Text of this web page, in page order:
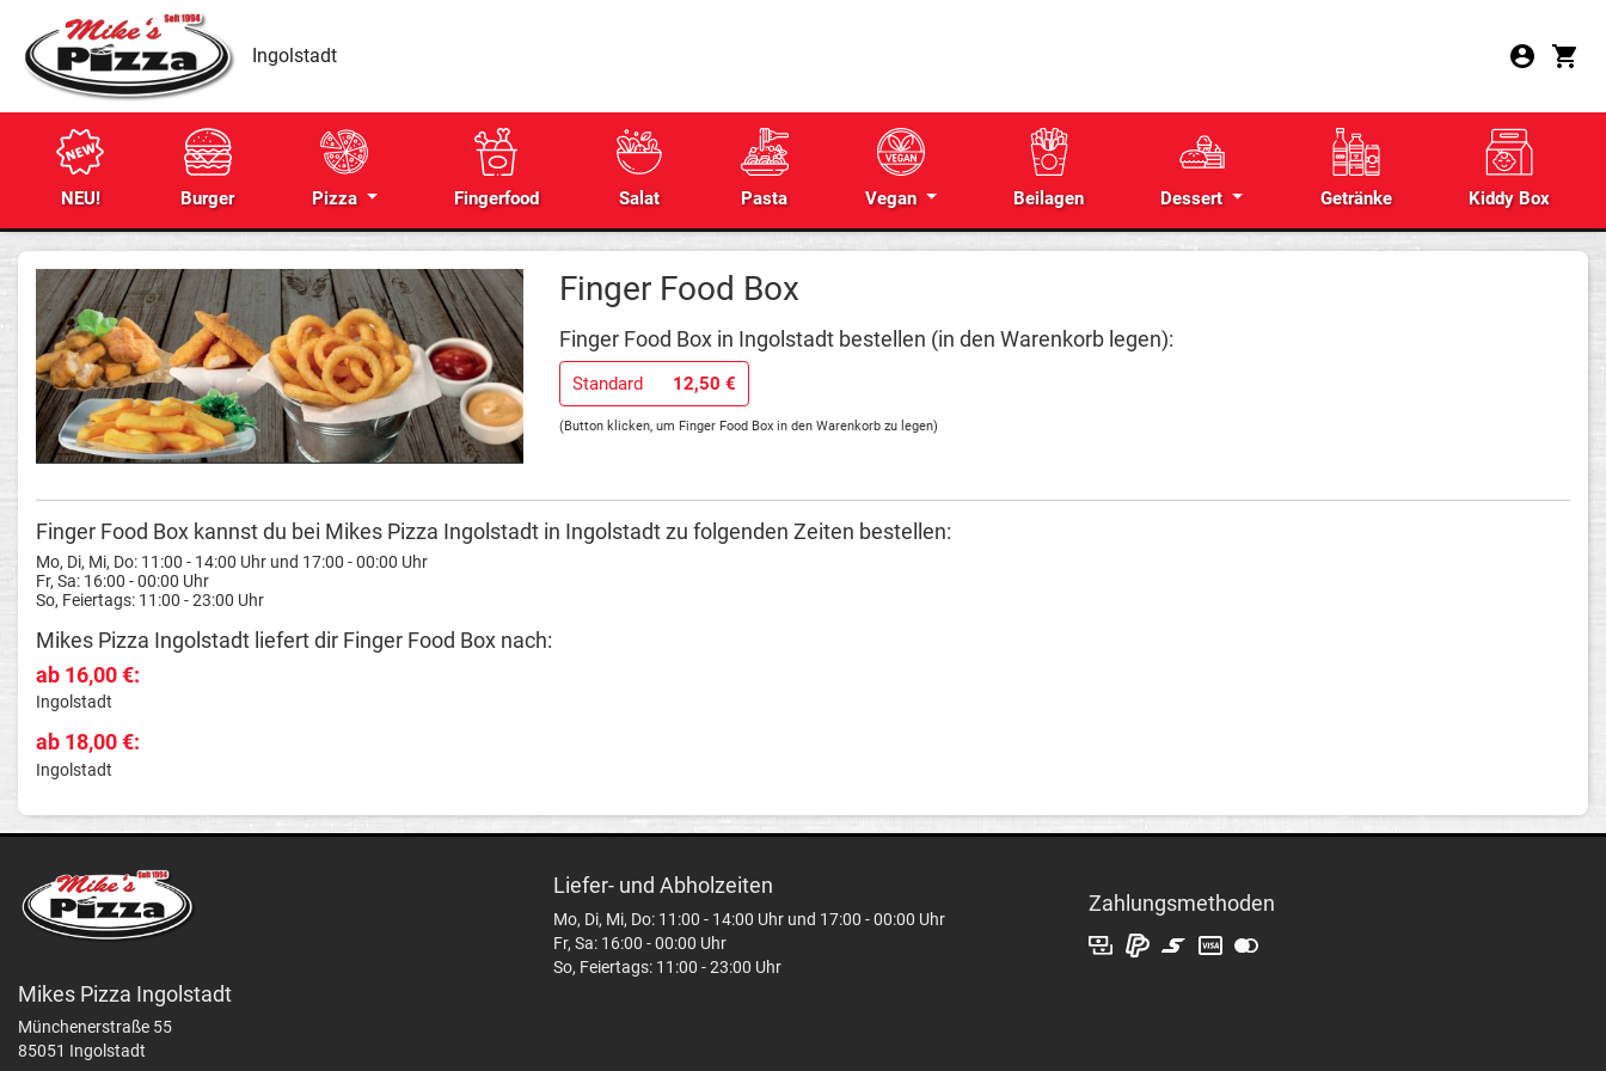
Ingolstadt
NEU! Burger Pizza Fingerfood Salat Pasta Vegan Beilagen Dessert Getränke Kiddy Box
Finger Food Box
Finger Food Box in Ingolstadt bestellen (in den Warenkorb legen):
Standard 12,50 €
(Button klicken, um Finger Food Box in den Warenkorb zu legen)
Finger Food Box kannst du bei Mikes Pizza Ingolstadt in Ingolstadt zu folgenden Zeiten bestellen:
Mo, Di, Mi, Do: 11:00 - 14:00 Uhr und 17:00 - 00:00 Uhr
Fr, Sa: 16:00 - 00:00 Uhr
So, Feiertags: 11:00 - 23:00 Uhr
Mikes Pizza Ingolstadt liefert dir Finger Food Box nach:
ab 16,00 €:
Ingolstadt
ab 18,00 €:
Ingolstadt
Mikes Pizza Ingolstadt
Münchenerstraße 55
85051 Ingolstadt
Liefer- und Abholzeiten
Mo, Di, Mi, Do: 11:00 - 14:00 Uhr und 17:00 - 00:00 Uhr
Fr, Sa: 16:00 - 00:00 Uhr
So, Feiertags: 11:00 - 23:00 Uhr
Zahlungsmethoden